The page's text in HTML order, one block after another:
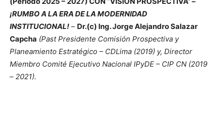
¡RUMBO A LA ERA DE LA MODERNIDAD
INSTITUCIONAL! – Dr.(c) Ing. Jorge Alejandro Salazar
Capcha (Past Presidente Comisión Prospectiva y
Planeamiento Estratégico – CDLima (2019) y, Director
Miembro Comité Ejecutivo Nacional IPyDE – CIP CN (2019
– 2021).